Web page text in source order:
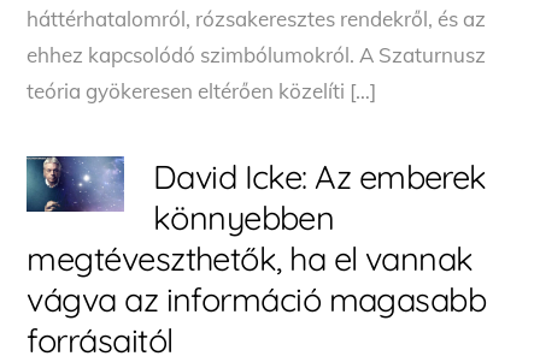
háttérhatalomról, rózsakeresztes rendekről, és az
ehhez kapcsolódó szimbólumokról. A Szaturnusz
teória gyökeresen eltérően közelíti […]
David Icke: Az emberek
könnyebben
megtéveszthetők, ha el vannak
vágva az információ magasabb
forrásaitól